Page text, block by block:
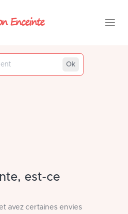
Enceinte
Rechercher un aliment
Ok
est-ce
avez certaines envies